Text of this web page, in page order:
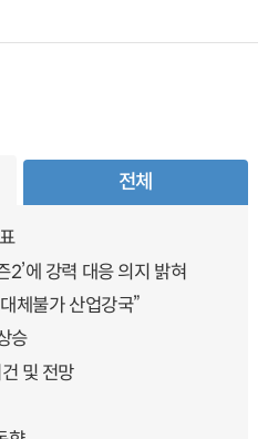
전체
2’에 강력 대응 의지 밝혀
체불가 산업강국”
승
및 전망